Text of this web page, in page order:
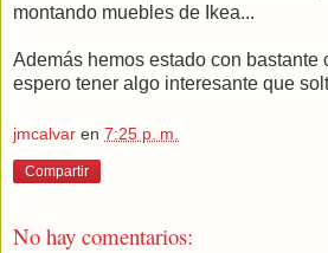
montando muebles de Ikea...
Además hemos estado con bastante
espero tener algo interesante que
jmcalvar en 7:25 p. m.
Compartir
No hay comentarios: